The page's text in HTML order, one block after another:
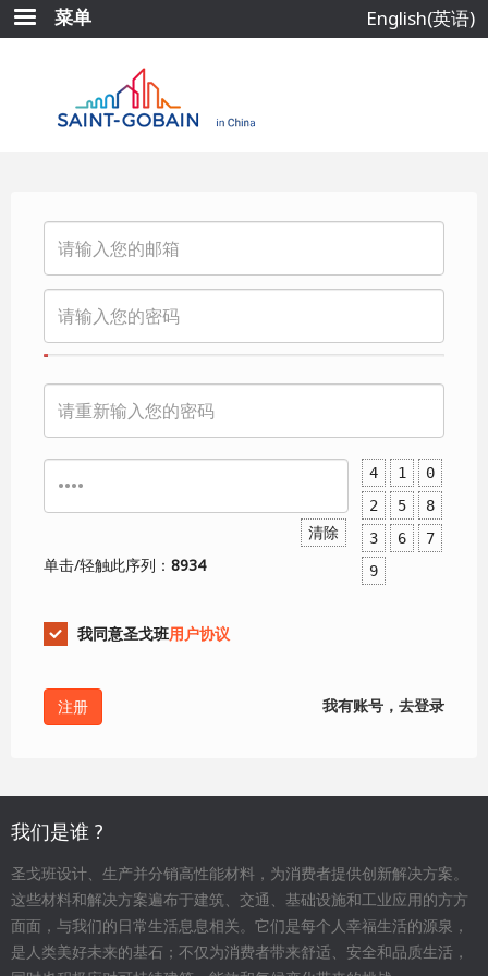
跳
转
菜单 English(英语)
清除
4 1
0
2
5
8
3
6
7
9
单击/轻触此序列： 8934
我同意圣戈班用户协议
我有账号，去登录
我们是谁 ?
圣戈班设计、生产并分销高性能材料，为消费者提供创新解决方案。
这些材料和解决方案遍布于建筑、交通、基础设施和工业应用的方方
面面，与我们的日常生活息息相关。它们是每个人幸福生活的源泉，
是人类美好未来的基石；不仅为消费者带来舒适、安全和品质生活，